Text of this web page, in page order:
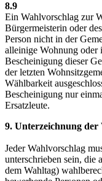
8.9
Ein Wahlvorschlag zur
Bürgermeisterin oder
Person nicht in der
alleinige Wohnung oder
Bescheinigung dieser
der letzten
Wählbarkeit
Bescheinigung nur
Ersatzleute.
9. Unterzeichnung der
Jeder Wahlvorschlag
unterschrieben sein, die
dem Wahltag)